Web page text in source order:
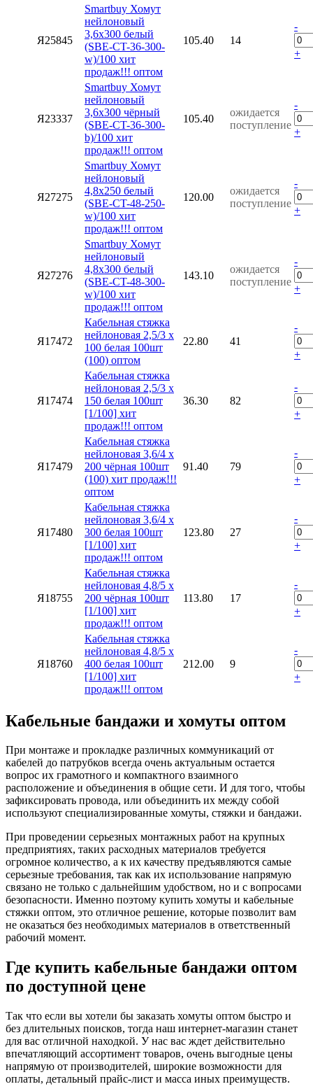
Я25845
Smartbuy Хомут
нейлоновый
3,6х300 белый
(SBE-CT-36-300-
w)/100 хит
продаж!!! оптом
105.40 14
-
+
Я23337
Smartbuy Хомут
нейлоновый
3,6х300 чёрный
(SBE-CT-36-300-
b)/100 хит
продаж!!! оптом
105.40
ожидается
поступление
-
+
Я27275
Smartbuy Хомут
нейлоновый
4,8х250 белый
(SBE-CT-48-250-
w)/100 хит
продаж!!! оптом
120.00
ожидается
поступление
-
+
Я27276
Smartbuy Хомут
нейлоновый
4,8х300 белый
(SBE-CT-48-300-
w)/100 хит
продаж!!! оптом
143.10
ожидается
поступление
-
+
Я17472
Кабельная стяжка
нейлоновая 2,5/3 х
100 белая 100шт
(100) оптом
22.80 41
-
+
Я17474
Кабельная стяжка
нейлоновая 2,5/3 х
150 белая 100шт
[1/100] хит
продаж!!! оптом
36.30 82
-
+
Я17479
Кабельная стяжка
нейлоновая 3,6/4 х
200 чёрная 100шт
(100) хит продаж!!!
оптом
91.40 79
-
+
Я17480
Кабельная стяжка
нейлоновая 3,6/4 х
300 белая 100шт
[1/100] хит
продаж!!! оптом
123.80 27
-
+
Я18755
Кабельная стяжка
нейлоновая 4,8/5 х
200 чёрная 100шт
[1/100] хит
продаж!!! оптом
113.80 17
-
+
Я18760
Кабельная стяжка
нейлоновая 4,8/5 х
400 белая 100шт
[1/100] хит
продаж!!! оптом
212.00 9
-
+
Кабельные бандажи и хомуты оптом
При монтаже и прокладке различных коммуникаций от
кабелей до патрубков всегда очень актуальным остается
вопрос их грамотного и компактного взаимного
расположение и объединения в общие сети. И для того, чтобы
зафиксировать провода, или объединить их между собой
используют специализированные хомуты, стяжки и бандажи.
При проведении серьезных монтажных работ на крупных
предприятиях, таких расходных материалов требуется
огромное количество, а к их качеству предъявляются самые
серьезные требования, так как их использование напрямую
связано не только с дальнейшим удобством, но и с вопросами
безопасности. Именно поэтому купить хомуты и кабельные
стяжки оптом, это отличное решение, которые позволит вам
не оказаться без необходимых материалов в ответственный
рабочий момент.
Где купить кабельные бандажи оптом
по доступной цене
Так что если вы хотели бы заказать хомуты оптом быстро и
без длительных поисков, тогда наш интернет-магазин станет
для вас отличной находкой. У нас вас ждет действительно
впечатляющий ассортимент товаров, очень выгодные цены
напрямую от производителей, широкие возможности для
оплаты, детальный прайс-лист и масса иных преимуществ.